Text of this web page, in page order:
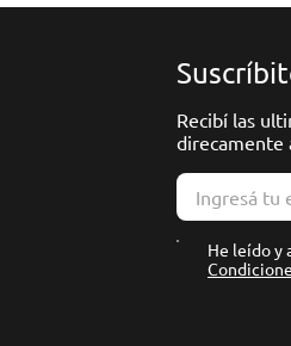
Recibí las
direcamente
He leído y